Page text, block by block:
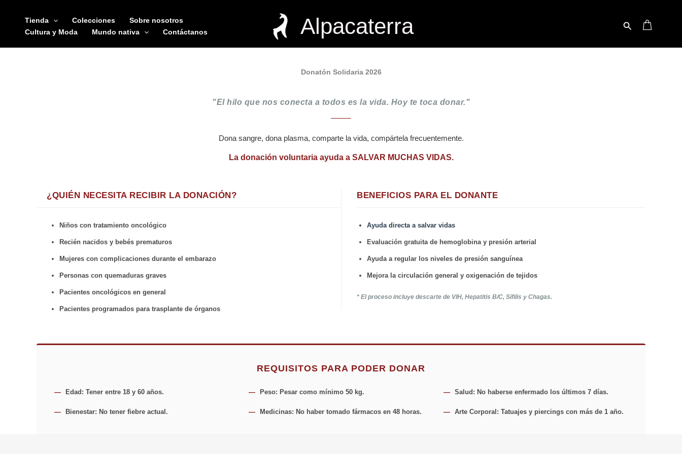
contenido
Tienda Colecciones
Sobre nosotros
Cultura y Moda
Mundo nativa Contáctanos Alpacaterra Buscar
Donatón Solidaria 2026
"El hilo que nos conecta a todos es la vida. Hoy te toca donar."
Dona sangre, dona plasma, comparte la vida, compártela frecuentemente.
La donación voluntaria ayuda a SALVAR MUCHAS VIDAS.
¿QUIÉN NECESITA RECIBIR LA DONACIÓN?
Niños con tratamiento oncológico
Recién nacidos y bebés prematuros
Mujeres con complicaciones durante el embarazo
Personas con quemaduras graves
Pacientes oncológicos en general
Pacientes programados para trasplante de órganos
BENEFICIOS PARA EL DONANTE
Ayuda directa a salvar vidas
Evaluación gratuita de hemoglobina y presión arterial
Ayuda a regular los niveles de presión sanguínea
Mejora la circulación general y oxigenación de tejidos
* El proceso incluye descarte de VIH, Hepatitis B/C, Sífilis y Chagas.
REQUISITOS PARA PODER DONAR
— Edad: Tener entre 18 y 60 años. — Peso: Pesar como mínimo 50 kg. — Salud: No haberse enfermado los últimos 7 días.
— Bienestar: No tener fiebre actual. — Medicinas: No haber tomado fármacos en 48 horas. — Arte Corporal: Tatuajes y piercings con más de 1 año.